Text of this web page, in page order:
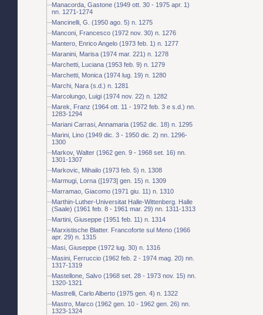
Manacorda, Gastone (1949 ott. 30 - 1975 apr. 1)
nn. 1271-1274
Mancinelli, G. (1950 ago. 5) n. 1275
Manconi, Francesco (1972 nov. 30) n. 1276
Mantero, Enrico Angelo (1973 feb. 1) n. 1277
Maranini, Marisa (1974 mar. 221) n. 1278
Marchetti, Luciana (1953 feb. 9) n. 1279
Marchetti, Monica (1974 lug. 19) n. 1280
Marchi, Nara (s.d.) n. 1281
Marcolungo, Luigi (1974 nov. 22) n. 1282
Marek, Franz (1964 ott. 11 - 1972 feb. 3 e s.d.) nn.
1283-1294
Mariani Carrasi, Annamaria (1952 dic. 18) n. 1295
Marini, Lino (1949 dic. 3 - 1950 dic. 2) nn. 1296-
1300
Markov, Walter (1962 gen. 9 - 1968 set. 16) nn.
1301-1307
Markovic, Mihailo (1973 feb. 5) n. 1308
Marmugi, Lorna ([1973] gen. 15) n. 1309
Marramao, Giacomo (1971 giu. 11) n. 1310
Marthin-Luther-Universitat Halle-Wittenberg. Halle
(Saale) (1961 feb. 8 - 1961 mar. 29) nn. 1311-1313
Martini, Giuseppe (1951 feb. 11) n. 1314
Marxistische Blatter. Francoforte sul Meno (1966
apr. 29) n. 1315
Masi, Giuseppe (1972 lug. 30) n. 1316
Masini, Ferruccio (1962 feb. 2 - 1974 mag. 20) nn.
1317-1319
Mastellone, Salvo (1968 set. 28 - 1973 nov. 15) nn.
1320-1321
Mastrelli, Carlo Alberto (1975 gen. 4) n. 1322
Mastro, Marco (1962 gen. 10 - 1962 gen. 26) nn.
1323-1324